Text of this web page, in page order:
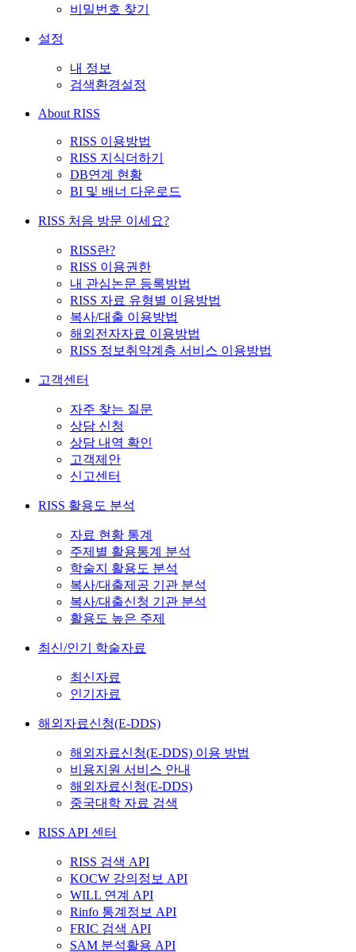
비밀번호 찾기
설정
내 정보
검색환경설정
About RISS
RISS 이용방법
RISS 지식더하기
DB연계 현황
BI 및 배너 다운로드
RISS 처음 방문 이세요?
RISS란?
RISS 이용권한
내 관심논문 등록방법
RISS 자료 유형별 이용방법
복사/대출 이용방법
해외전자자료 이용방법
RISS 정보취약계층 서비스 이용방법
고객센터
자주 찾는 질문
상담 신청
상담 내역 확인
고객제안
신고센터
RISS 활용도 분석
자료 현황 통계
주제별 활용통계 분석
학술지 활용도 분석
복사/대출제공 기관 분석
복사/대출신청 기관 분석
활용도 높은 주제
최신/인기 학술자료
최신자료
인기자료
해외자료신청(E-DDS)
해외자료신청(E-DDS) 이용 방법
비용지원 서비스 안내
해외자료신청(E-DDS)
중국대학 자료 검색
RISS API 센터
RISS 검색 API
KOCW 강의정보 API
WILL 연계 API
Rinfo 통계정보 API
FRIC 검색 API
SAM 분석활용 API